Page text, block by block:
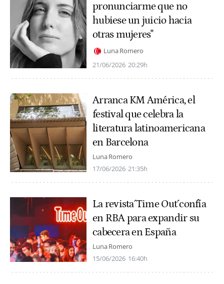
pronunciarme que no
hubiese un juicio hacia
otras mujeres"
Luna Romero
21/06/2026 20:29h
Arranca KM América, el
festival que celebra la
literatura latinoamericana
en Barcelona
Luna Romero
17/06/2026 21:35h
La revista´Time Out´confía
en RBA para expandir su
cabecera en España
Luna Romero
15/06/2026 16:40h